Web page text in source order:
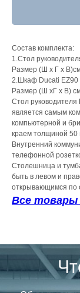
Состав комплекта:
1.Стол
Размер (Ш х Г х
2.Шкаф Ducati EZ90
Размер (Ш хГ х В)
Стол
является самым
компьютерной и
краем толщиной
Внутренний
телефонной
Столешница и
быть в левом и
открывающимся по
Все товары